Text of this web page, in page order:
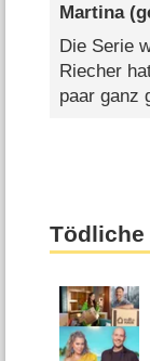
Martina
Die Serie
Riecher
paar ganz
Tödliche